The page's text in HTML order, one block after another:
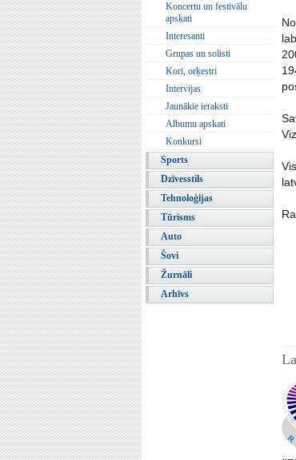
Koncertu un festivālu
apskati
Interesanti
Grupas un solisti
Kori, orķestri
Intervijas
Jaunākie ieraksti
Albumu apskati
Konkursi
Sports
Dzīvesstils
Tehnoloģijas
Tūrisms
Auto
Šovi
Žurnāli
Arhīvs